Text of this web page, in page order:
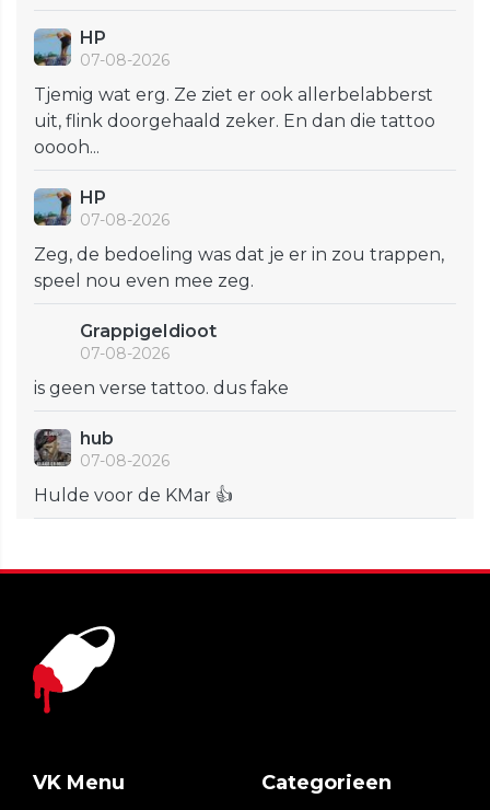
HP
07-08-2026
Tjemig wat erg. Ze ziet er ook allerbelabberst
uit, flink doorgehaald zeker. En dan die tattoo
ooooh...
HP
07-08-2026
Zeg, de bedoeling was dat je er in zou trappen,
speel nou even mee zeg.
GrappigeIdioot
07-08-2026
is geen verse tattoo. dus fake
hub
07-08-2026
Hulde voor de KMar 👍
VK Menu Categorieen